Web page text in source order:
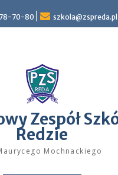
70-80 szkola@zspreda.pl
Zespół
Redzie
Mochnackiego